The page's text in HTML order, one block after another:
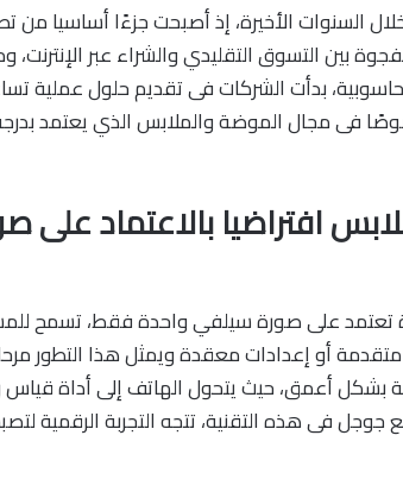
السنوات الأخيرة، إذ أصبحت جزءًا أساسيا من
بين التسوق التقليدي والشراء عبر الإنترنت،
بدأت الشركات فى تقديم حلول عملية
فى مجال الموضة والملابس الذي يعتمد
افتراضيا بالاعتماد على
على صورة سيلفي واحدة فقط، تسمح
متقدمة أو إعدادات معقدة ويمثل هذا التطور
بشكل أعمق، حيث يتحول الهاتف إلى أداة
فى هذه التقنية، تتجه التجربة الرقمية